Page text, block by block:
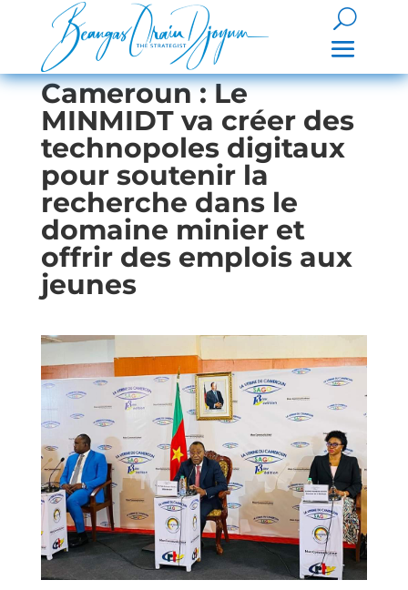
Cameroun : Le
MINMIDT va créer des
technopoles digitaux
pour soutenir la
recherche dans le
domaine minier et
offrir des emplois aux
jeunes